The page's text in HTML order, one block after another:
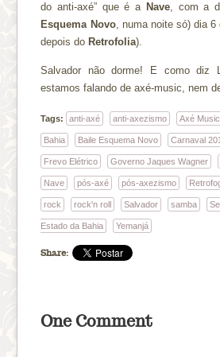
do anti-axé” que é a Nave, com a
Esquema Novo, numa noite só) dia 6
depois do Retrofolia).
Salvador não dorme! E como diz
estamos falando de axé-music, nem
Tags: anti-axé anti-axezismo Axé Music
Bahia Baile Esquema Novo Carnaval
Frevo Elétrico Governo Jaques Wagner
Nave pós-axé pós-axezismo
rock rock'n roll Salvador samba
Estado da Bahia Yemanjá
Share:
One Comment